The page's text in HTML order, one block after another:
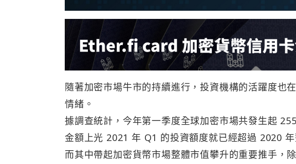
隨著加密市場牛市的持續進行，投資機構的活躍度也
情緒。
據調查統計，今年第一季度全球加密市場共發生起
金額上光 2021 年 Q1 的投資額度就已經超過 2020
而其中帶起加密貨幣市場整體市值攀升的重要推手，